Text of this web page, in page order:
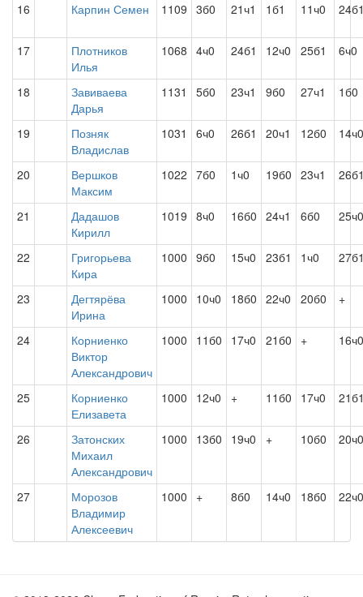
16 Карпин Семен 1109 3б0 21ч1 1б1 11ч0
17
Плотников
Илья
1068 4ч0 24б1 12ч0 25б1 6ч0
18
Завиваева
Дарья
1131 5б0 23ч1 9б0 27ч1 1б0
19
Позняк
Владислав
1031 6ч0 26б1 20ч1 12б0 14ч0
20
Вершков
Максим
1022 7б0 1ч0 19б0 23ч1
21
Дадашов
Кирилл
1019 8ч0 16б0 24ч1 6б0 25ч0
22
Григорьева
Кира
1000 9б0 15ч0 23б1 1ч0
23
Дегтярёва
Ирина
1000 10ч0 18б0 22ч0 20б0 +
24
Корниенко
Виктор
Александрович
1000 11б0 17ч0 21б0 + 16ч0
25
Корниенко
Елизавета
1000 12ч0 + 11б0 17ч0
26
Затонских
Михаил
Александрович
1000 13б0 19ч0 + 10б0 20ч0
27
Морозов
Владимир
Алексеевич
1000 + 8б0 14ч0 18б0 22ч0